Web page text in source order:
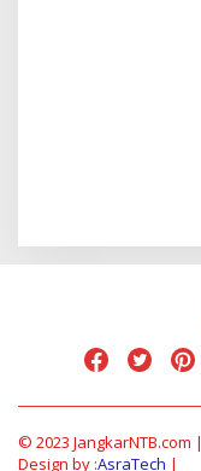
© 2023 JangkarNTB.com
Design by :AsraTech |